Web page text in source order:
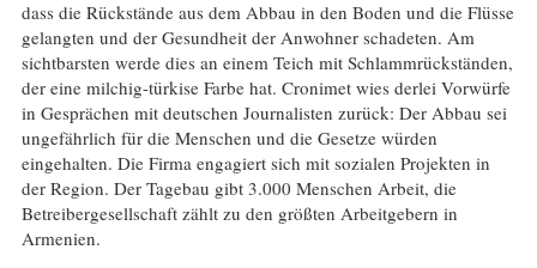
dass die Rückstände aus dem Abbau in den Boden und die Flüsse
gelangten und der Gesundheit der Anwohner schadeten. Am
sichtbarsten werde dies an einem Teich mit Schlammrückständen,
der eine milchig-türkise Farbe hat. Cronimet wies derlei Vorwürfe
in Gesprächen mit deutschen Journalisten zurück: Der Abbau sei
ungefährlich für die Menschen und die Gesetze würden
eingehalten. Die Firma engagiert sich mit sozialen Projekten in
der Region. Der Tagebau gibt 3.000 Menschen Arbeit, die
Betreibergesellschaft zählt zu den größten Arbeitgebern in
Armenien.